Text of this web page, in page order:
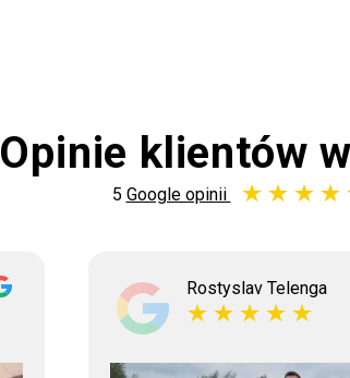
Opinie klientów
5 Google opinii
Rostyslav Telenga